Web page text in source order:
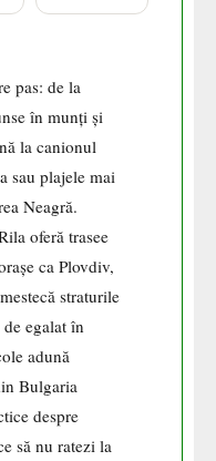
pas: de la
în munți și
la canionul
sau plajele mai
Neagră.
oferă trasee
ca Plovdiv,
straturile
egalat în
adună
Bulgaria
despre
să nu ratezi la